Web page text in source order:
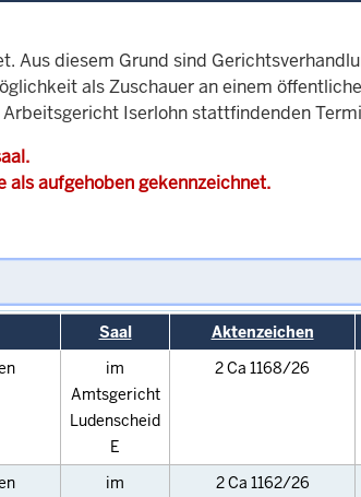
diesem Grund sind
als Zuschauer an einem
Iserlohn stattfindenden
als aufgehoben gekennzeichnet.
Saal Aktenzeichen
im
Amtsgericht
Ludenscheid
E
2 Ca 1168/26
im
2 Ca 1162/26